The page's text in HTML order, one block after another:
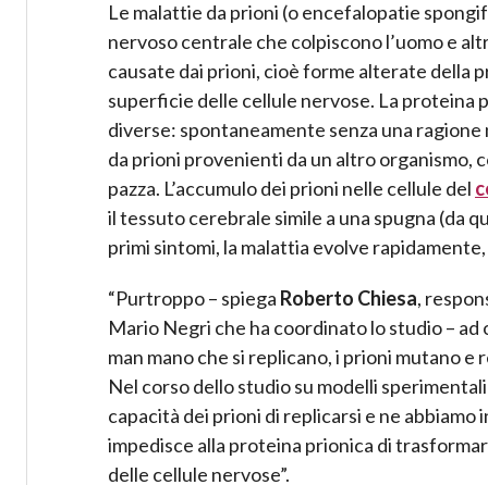
Le malattie da prioni (o encefalopatie
nervoso centrale che colpiscono l’uomo e
causate dai prioni, cioè forme alterate della
superficie delle cellule nervose. La proteina
diverse: spontaneamente senza una
da prioni provenienti da un altro organismo,
pazza. L’accumulo dei prioni nelle cellule del
il tessuto cerebrale simile a una spugna (da
primi sintomi, la malattia evolve
“Purtroppo – spiega Roberto Chiesa,
Mario Negri che ha coordinato lo studio –
man mano che si replicano, i prioni mutano
Nel corso dello studio su modelli
capacità dei prioni di replicarsi e ne abbiamo
impedisce alla proteina prionica di
delle cellule nervose”.